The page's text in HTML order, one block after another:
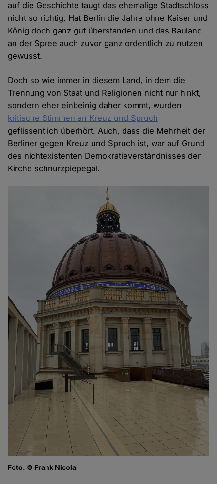
auf die Geschichte taugt das ehemalige Stadtschloss
nicht so richtig: Hat Berlin die Jahre ohne Kaiser und
König doch ganz gut überstanden und das Bauland
an der Spree auch zuvor ganz ordentlich zu nutzen
gewusst.
Doch so wie immer in diesem Land, in dem die
Trennung von Staat und Religionen nicht nur hinkt,
sondern eher einbeinig daher kommt, wurden
kritische Stimmen an Kreuz und Spruch
geflissentlich überhört. Auch, dass die Mehrheit der
Berliner gegen Kreuz und Spruch ist, war auf Grund
des nichtexistenten Demokratieverständnisses der
Kirche schnurzpiepegal.
Foto: © Frank Nicolai